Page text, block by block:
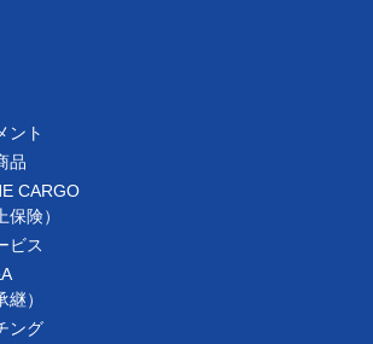
ント
品
CARGO
保険）
ビス
継）
ング